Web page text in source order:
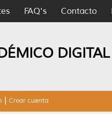
FAQ's Contacto
DIGITAL
Crear cuenta